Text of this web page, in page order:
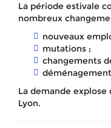
La période estivale
nombreux
nouveaux
mutations ;
changements
La demande explose
Lyon.